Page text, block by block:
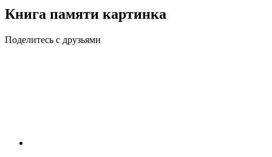
Книга памяти картинка
Поделитесь с друзьями